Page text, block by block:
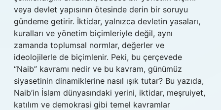
veya devlet yapısının ötesinde derin bir soruyu
gündeme getirir. İktidar, yalnızca devletin yasaları,
kuralları ve yönetim biçimleriyle değil, aynı
zamanda toplumsal normlar, değerler ve
ideolojilerle de biçimlenir. Peki, bu çerçevede
“Naib” kavramı nedir ve bu kavram, günümüz
siyasetinin dinamiklerine nasıl ışık tutar? Bu yazıda,
Naib’in İslam dünyasındaki yerini, iktidar, meşruiyet,
katılım ve demokrasi gibi temel kavramlar